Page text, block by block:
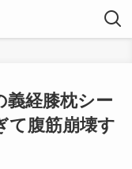
義経膝枕シー
て腹筋崩壊す